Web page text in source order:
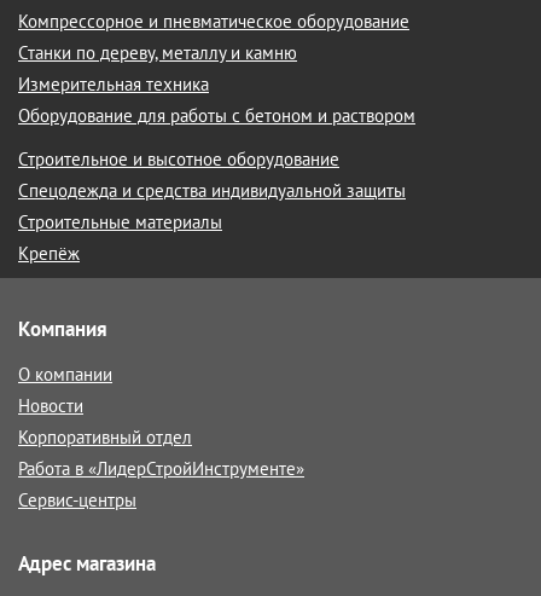
Компрессорное и пневматическое оборудование
Станки по дереву, металлу и камню
Измерительная техника
Оборудование для работы с бетоном и раствором
Строительное и высотное оборудование
Спецодежда и средства индивидуальной защиты
Строительные материалы
Крепёж
Компания
О компании
Новости
Корпоративный отдел
Работа в «ЛидерСтройИнструменте»
Сервис-центры
Адрес магазина